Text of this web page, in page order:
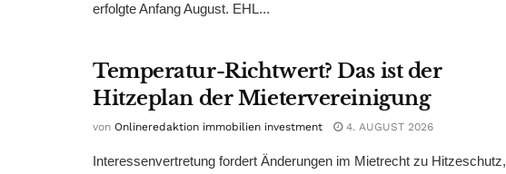
erfolgte Anfang August. EHL...
Temperatur-Richtwert? Das ist der
Hitzeplan der Mietervereinigung
von Onlineredaktion immobilien investment 4. AUGUST 2026
Interessenvertretung fordert Änderungen im Mietrecht zu Hitzeschutz,